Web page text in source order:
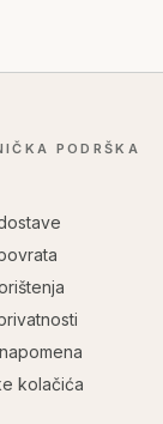
PODRŠKA
kolačića